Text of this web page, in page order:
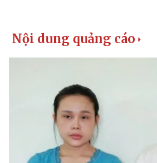
Tư vấn luật